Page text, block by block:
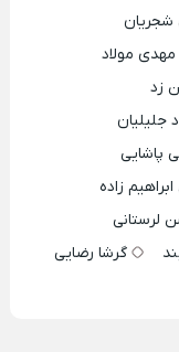
شجریان
مهدی مولاد
زد
جلیلیان
پاشایی
زاده
لرستانی
گرشا رضایی